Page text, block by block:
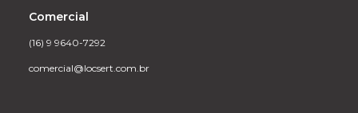
Comercial
(16) 9 9640-7292
comercial@locsert.com.br